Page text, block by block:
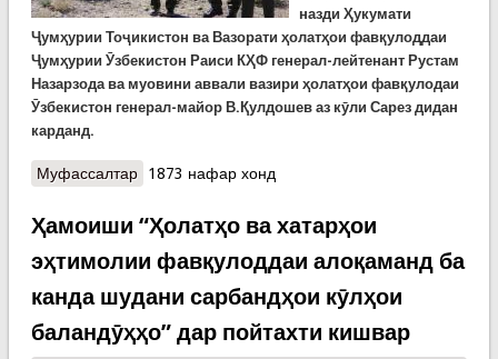
назди Ҳукумати
Ҷумҳурии Тоҷикистон ва Вазорати ҳолатҳои фавқулоддаи
Ҷумҳурии Ӯзбекистон Раиси КҲФ генерал-лейтенант Рустам
Назарзода ва муовини аввали вазири ҳолатҳои фавқулодаи
Ӯзбекистон генерал-майор В.Қулдошев аз кӯли Сарез дидан
карданд.
Муфассалтаро Боздид аз кӯли Сарез
1873 нафар хонд
Ҳамоиши “Ҳолатҳо ва хатарҳои
эҳтимолии фавқулоддаи алоқаманд ба
канда шудани сарбандҳои кӯлҳои
баландӯҳҳо” дар пойтахти кишвар